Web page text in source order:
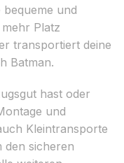
und
Platz
transportiert deine
Batman.
hast oder
und
Kleintransporte
den sicheren